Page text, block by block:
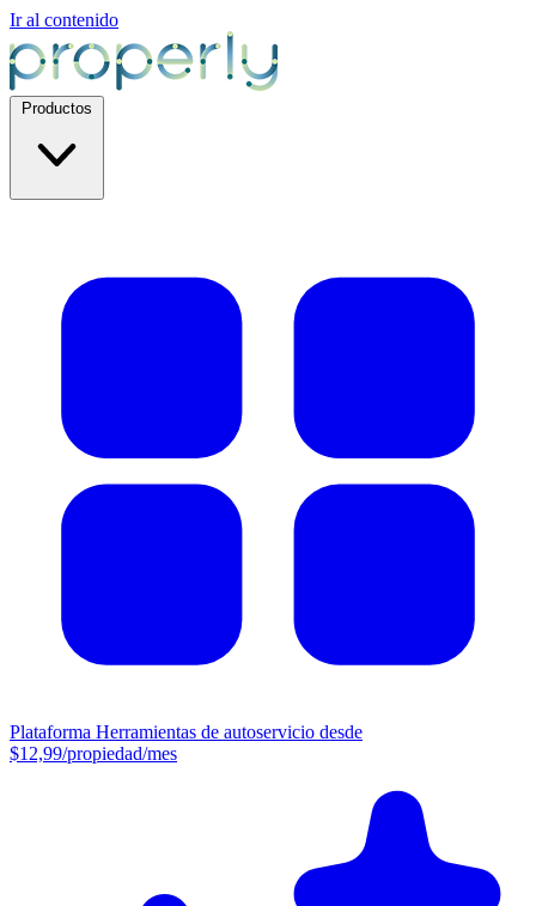
Ir al contenido
Plataforma Herramientas de autoservicio desde
$12,99/propiedad/mes